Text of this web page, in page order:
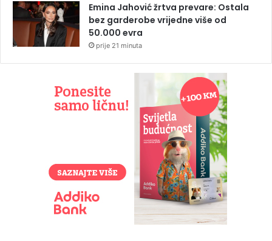
Emina Jahović žrtva prevare: Ostala
bez garderobe vrijedne više od
50.000 evra
prije 21 minuta